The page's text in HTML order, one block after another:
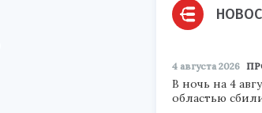
4 августа 2026
В ночь на 4
областью